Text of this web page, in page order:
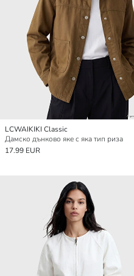
LCWAIKIKI Classic
Дамско дънково яке с яка тип риза
17.99 EUR